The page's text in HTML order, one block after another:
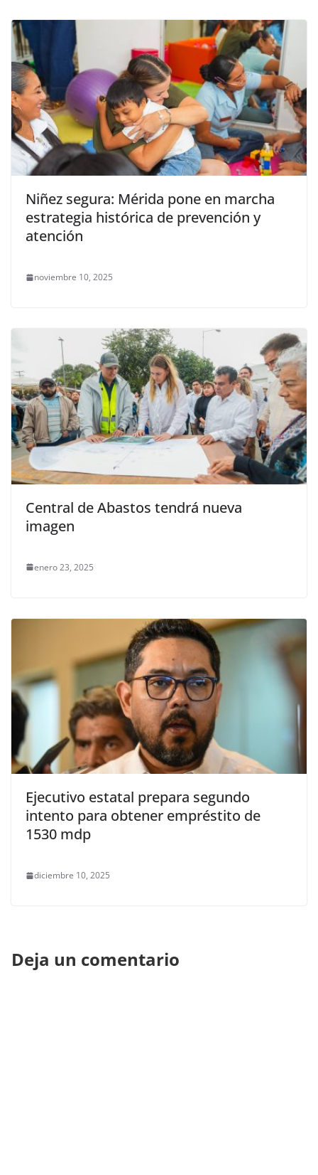
Niñez segura: Mérida pone en marcha
estrategia histórica de prevención y
atención
noviembre 10, 2025
Central de Abastos tendrá nueva
imagen
enero 23, 2025
Ejecutivo estatal prepara segundo
intento para obtener empréstito de
1530 mdp
diciembre 10, 2025
Deja un comentario